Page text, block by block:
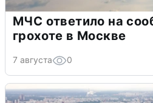
МЧС ответило на
грохоте в Москве
7 августа 0